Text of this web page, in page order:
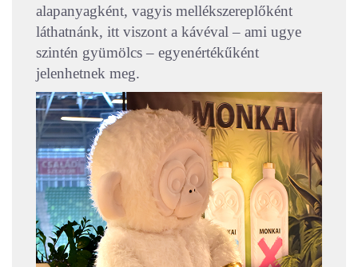
alapanyagként, vagyis mellékszereplőként
láthatnánk, itt viszont a kávéval – ami ugye
szintén gyümölcs – egyenértékűként
jelenhetnek meg.